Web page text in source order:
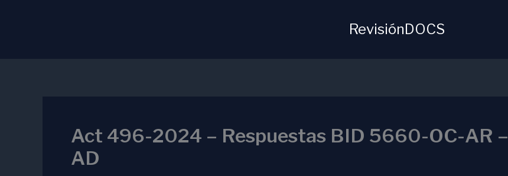
RevisiónDOCS
Act 496-2024 – Respuestas BID 5660-OC-AR –
AD